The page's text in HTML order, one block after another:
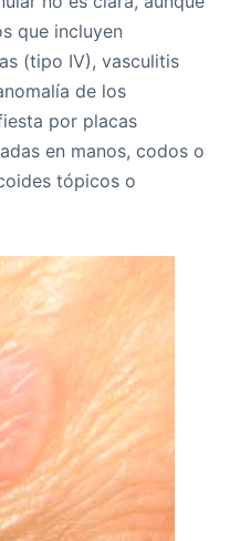
que incluyen
(tipo IV), vasculitis
de los
por placas
en manos, codos o
tópicos o